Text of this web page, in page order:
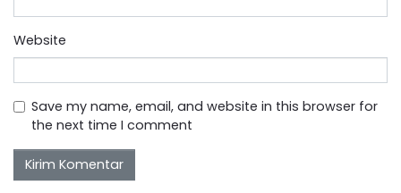
Website
Save my name, email, and website in this browser for
the next time I comment